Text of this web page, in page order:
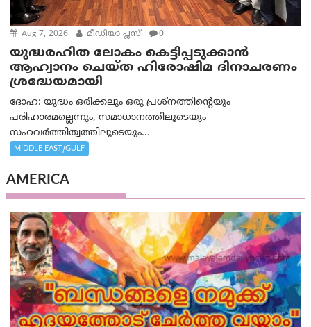
Aug 7, 2026 മീഡിയാ പ്ലസ് 0
യുദ്ധരഹിത ലോകം കെട്ടിപ്പടുക്കാന്‍
ആഹ്വാനം ചെയ്ത ഹിരോഷിമ ദിനാചരണം
ശ്രദ്ധേയമായി
ദോഹ: യുദ്ധം ഒരിക്കലും ഒരു പ്രശ്‌നത്തിന്റെയും
പരിഹാരമല്ലെന്നും, സമാധാനത്തിലൂടെയും
സഹവര്‍ത്തിത്വത്തിലൂടെയും...
MIDDLE EAST/GULF
AMERICA